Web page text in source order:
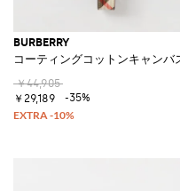
BURBERRY
コーティングコットンキャンバ
￥44,905
￥29,189
-35%